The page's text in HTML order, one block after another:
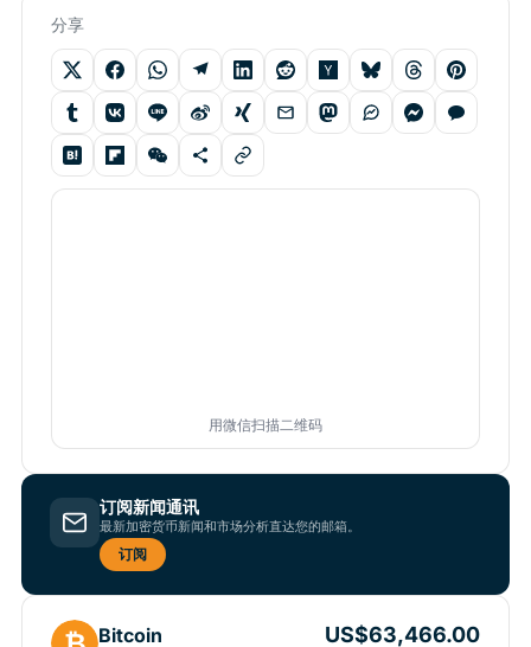
分享
用微信扫描二维码
订阅新闻通讯
最新加密货币新闻和市场分析直达您的邮箱。
订阅
Bitcoin US$63,466.00